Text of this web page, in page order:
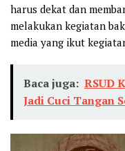
harus dekat dan
melakukan kegiatan
media yang ikut
Baca juga: RSUD
Jadi Cuci Tangan